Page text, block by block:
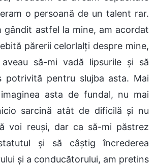
o persoană de un talent rar.
gândit astfel la mine, am acordat
părerii celorlalți despre mine,
să-mi vadă lipsurile și să
potrivită pentru slujba asta. Mai
asta de fundal, nu mai
sarcină atât de dificilă și nu
voi reuși, dar ca să-mi păstrez
și să câștig încrederea
și a conducătorului, am pretins